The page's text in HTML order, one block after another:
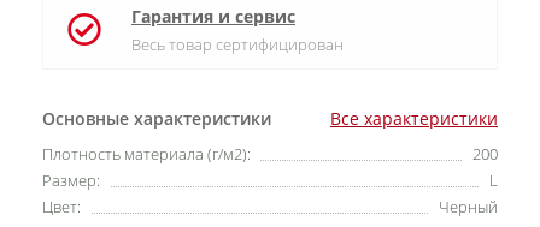
Основные характеристики Все характеристики
Плотность материала (г/м2):
200
Размер:
L
Цвет:
Черный
Гарантия и сервис
Весь товар сертифицирован